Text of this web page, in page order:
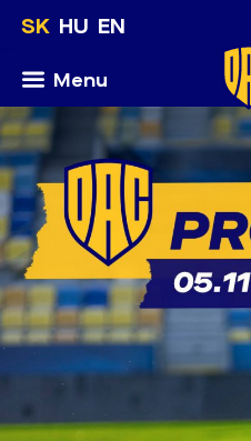
SK HU EN
Menu